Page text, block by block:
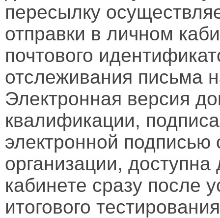
пересылку
отправки в личном
почтового
отслеживания письма
Электронная версия
квалификации,
электронной подписью
организации,
кабинете сразу после
итогового